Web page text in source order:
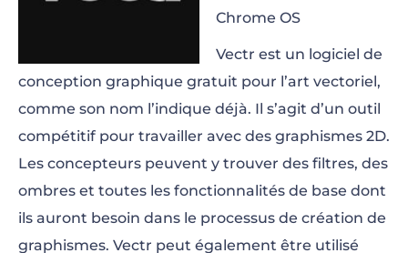
Chrome OS
Vectr est un logiciel de
conception graphique gratuit pour l’art vectoriel,
comme son nom l’indique déjà. Il s’agit d’un outil
compétitif pour travailler avec des graphismes 2D.
Les concepteurs peuvent y trouver des filtres, des
ombres et toutes les fonctionnalités de base dont
ils auront besoin dans le processus de création de
graphismes. Vectr peut également être utilisé